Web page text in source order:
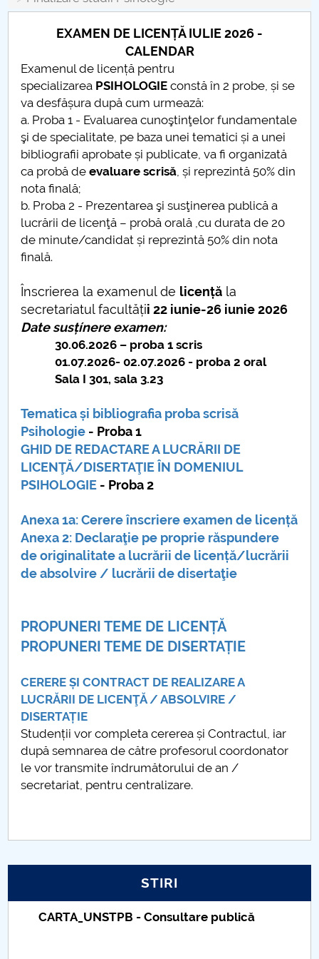
Nr. de telefon si adrese Facultăți
Admitere
Români de pretutindeni - ADMITERE
Senat
Facultăți
Studenți
Ghiduri pentru STUDENȚI
Relații Internaționale
Proiect PRIM STUD
Proiect SU-ETIC
Protecția datelor personale
UNIVERSITATE pentru comunitate
IOSUD/CSUD-Doctorate
Comisie de etica unversitară
Accesibilitate pentru studenții cu dizabilități
privind implementarea Planului Operațional 2020-
2024
Parteneri CUP
Centrul de Consiliere și Orientare în Carieră
MENIU CANTINA
Finalizare studii Psihologie
EXAMEN DE LICENȚĂ IULIE 2026 -
CALENDAR
Examenul de licență pentru
specializarea PSIHOLOGIE constă în 2 probe, și se
va desfășura după cum urmează:
a. Proba 1 - Evaluarea cunoştinţelor fundamentale
şi de specialitate, pe baza unei tematici și a unei
bibliografii aprobate și publicate, va fi organizată
ca probă de evaluare scrisă, și reprezintă 50% din
nota finală;
b. Proba 2 - Prezentarea şi susţinerea publică a
lucrării de licenţă – probă orală ,cu durata de 20
de minute/candidat și reprezintă 50% din nota
finală.
Înscrierea la examenul de licență la
secretariatul facultății 22 iunie-26 iunie 2026
Date susțínere examen:
30.06.2026 – proba 1 scris
01.07.2026- 02.07.2026 - proba 2 oral
Sala I 301, sala 3.23
Tematica și bibliografia proba scrisă
Psihologie - Proba 1
GHID DE REDACTARE A LUCRĂRII DE
LICENŢĂ/DISERTAŢIE ÎN DOMENIUL
PSIHOLOGIE - Proba 2
Anexa 1a: Cerere înscriere examen de licență
Anexa 2: Declaraţie pe proprie răspundere
de originalitate a lucrării de licență/lucrării
de absolvire / lucrării de disertaţie
PROPUNERI TEME DE LICENȚĂ
PROPUNERI TEME DE DISERTAȚIE
CERERE ȘI CONTRACT DE REALIZARE A
LUCRĂRII DE LICENŢĂ / ABSOLVIRE /
DISERTAȚIE
Studenții vor completa cererea și Contractul, iar
după semnarea de către profesorul coordonator
le vor transmite îndrumătorului de an /
secretariat, pentru centralizare.
STIRI
Taxe de școlarizare indexate – Centrul